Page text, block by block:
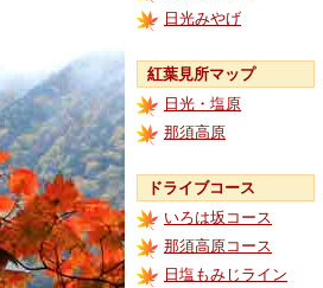
日光みやげ
紅葉見所マップ
日光・塩原
那須高原
ドライブコース
いろは坂コース
那須高原コース
日塩もみじライン